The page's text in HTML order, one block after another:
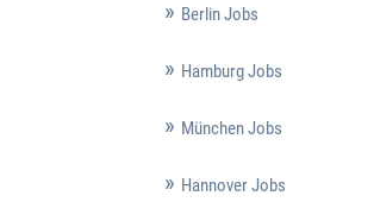
Berlin Jobs
Hamburg Jobs
München Jobs
Hannover Jobs